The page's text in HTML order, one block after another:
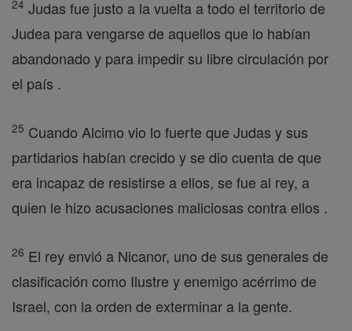
24 Judas fue justo a la vuelta a todo el territorio de
Judea para vengarse de aquellos que lo habían
abandonado y para impedir su libre circulación por
el país .
25 Cuando Alcimo vio lo fuerte que Judas y sus
partidarios habían crecido y se dio cuenta de que
era incapaz de resistirse a ellos, se fue al rey, a
quien le hizo acusaciones maliciosas contra ellos .
26 El rey envió a Nicanor, uno de sus generales de
clasificación como Ilustre y enemigo acérrimo de
Israel, con la orden de exterminar a la gente.